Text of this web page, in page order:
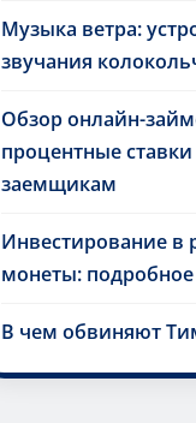
Музыка ветра:
звучания
Обзор онлайн-
процентные
заемщикам
Инвестирование в
монеты: подробное
В чем обвиняют